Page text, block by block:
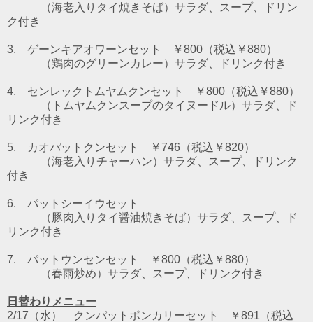
（海老入りタイ焼きそば） サラダ、スープ、ドリン
ク付き
3. ゲーンキアオワーンセット ￥800（税込￥880）
（鶏肉のグリーンカレー） サラダ、ドリンク付き
4. センレックトムヤムクンセット ￥800（税込￥880）
（トムヤムクンスープのタイヌードル） サラダ、ド
リンク付き
5. カオパットクンセット ￥746（税込￥820）
（海老入りチャーハン）サラダ、スープ、ドリンク
付き
6. パットシーイウセット
（豚肉入りタイ醤油焼きそば）サラダ、スープ、ド
リンク付き
7. パットウンセンセット
￥800（税込￥880）
（春雨炒め）サラダ、スープ、ドリンク付き
日替わりメニュー
2/17（水） クンパットポンカリーセット ￥891（税込